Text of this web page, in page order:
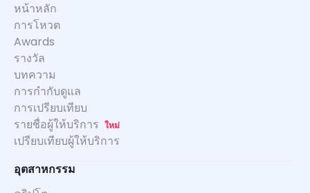
หน้าหลัก
การโหวต
Awards
รางวัล
บทความ
การกำกับดูแล
การเปรียบเทียบ
รายชื่อผู้ให้บริการ ใหม่
เปรียบเทียบผู้ให้บริการ
อุตสาหกรรม